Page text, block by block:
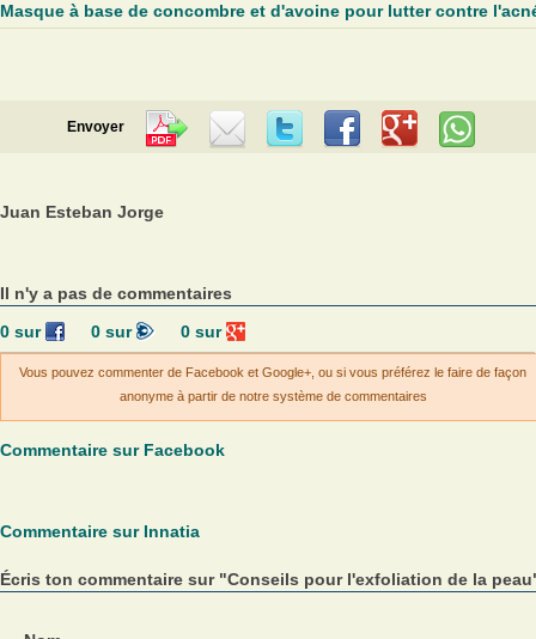
Masque à base de concombre et d'avoine pour lutter contre
Envoyer
Juan Esteban Jorge
Il n'y a pas de commentaires
0sur 0sur 0 sur
Vous pouvez commenter de Facebook et Google+, ou si vous préférez le faire de façon
anonyme à partir de notre système de commentaires
Commentaire sur Facebook
Commentaire sur Innatia
Écris ton commentaire sur "Conseils pour l'exfoliation de la